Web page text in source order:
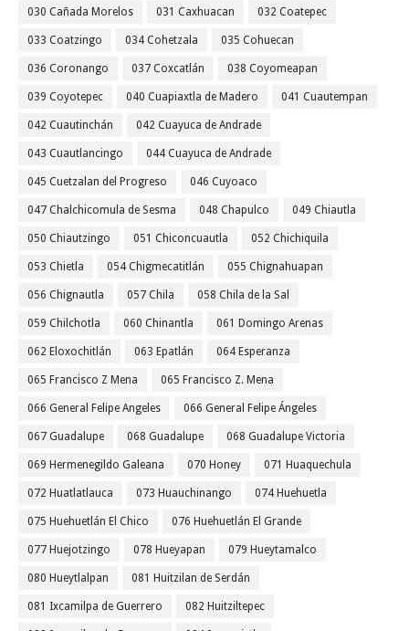
030 Cañada Morelos 031 Caxhuacan 032 Coatepec
033 Coatzingo 034 Cohetzala 035 Cohuecan
036 Coronango 037 Coxcatlán 038 Coyomeapan
039 Coyotepec 040 Cuapiaxtla de Madero 041 Cuautempan
042 Cuautinchán 042 Cuayuca de Andrade
043 Cuautlancingo 044 Cuayuca de Andrade
045 Cuetzalan del Progreso 046 Cuyoaco
047 Chalchicomula de Sesma 048 Chapulco 049 Chiautla
050 Chiautzingo 051 Chiconcuautla 052 Chichiquila
053 Chietla 054 Chigmecatitlán 055 Chignahuapan
056 Chignautla 057 Chila 058 Chila de la Sal
059 Chilchotla 060 Chinantla 061 Domingo Arenas
062 Eloxochitlán 063 Epatlán 064 Esperanza
065 Francisco Z Mena 065 Francisco Z. Mena
066 General Felipe Angeles 066 General Felipe Ángeles
067 Guadalupe 068 Guadalupe 068 Guadalupe Victoria
069 Hermenegildo Galeana 070 Honey 071 Huaquechula
072 Huatlatlauca 073 Huauchinango 074 Huehuetla
075 Huehuetlán El Chico 076 Huehuetlán El Grande
077 Huejotzingo 078 Hueyapan 079 Hueytamalco
080 Hueytlalpan 081 Huitzilan de Serdán
081 Ixcamilpa de Guerrero 082 Huitziltepec